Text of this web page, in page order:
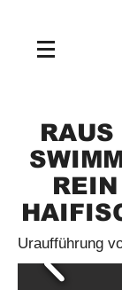
RAUS
Uraufführung